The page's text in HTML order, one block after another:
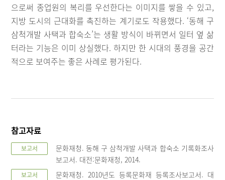
으로써 종업원의 복리를 우선한다는 이미지를 쌓을 수 있고,
지방 도시의 근대화를 촉진하는 계기로도 작용했다. ‘동해 구
삼척개발 사택과 합숙소’는 생활 방식이 바뀌면서 일터 옆 삶
터라는 기능은 이미 상실했다. 하지만 한 시대의 풍경을 공간
적으로 보여주는 좋은 사례로 평가된다.
참고자료
보고서
문화재청. 동해 구 삼척개발 사택과 합숙소 기록화조사
보고서. 대전:문화재청, 2014.
보고서
문화재청. 2010년도 등록문화재 등록조사보고서. 대